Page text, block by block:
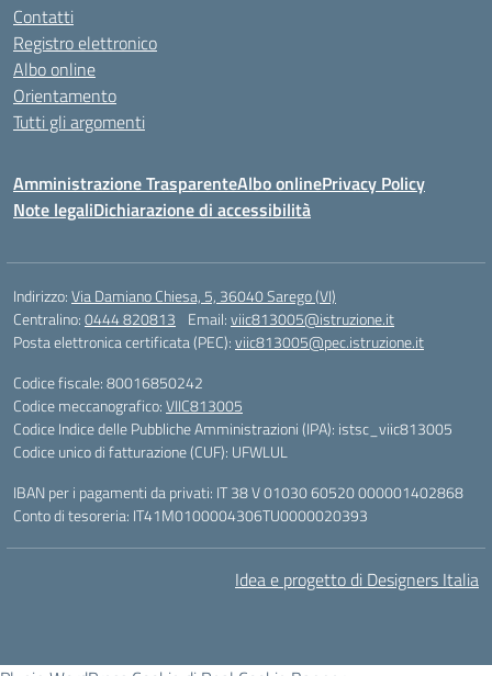
Contatti
Registro elettronico
Albo online
Orientamento
Tutti gli argomenti
Amministrazione TrasparenteAlbo onlinePrivacy Policy
Note legaliDichiarazione di accessibilità
Indirizzo:Via Damiano Chiesa, 5, 36040 Sarego (VI)
Centralino:0444 820813 Email:viic813005@istruzione.it
Posta elettronica certificata (PEC):viic813005@pec.istruzione.it
Codice fiscale: 80016850242
Codice meccanografico:VIIC813005
Codice Indice delle Pubbliche Amministrazioni (IPA): istsc_viic813005
Codice unico di fatturazione (CUF): UFWLUL
IBAN per i pagamenti da privati: IT 38 V 01030 60520 000001402868
Conto di tesoreria: IT41M0100004306TU0000020393
Idea e progetto di Designers Italia